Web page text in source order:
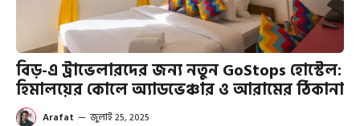
বিড়-এ ট্রাভেলারদের জন্য নতুন GoStops হোস্টেল:
হিমালয়ের কোলে অ্যাডভেঞ্চার ও আরামের ঠিকানা
Arafat — জুলাই 25, 2025